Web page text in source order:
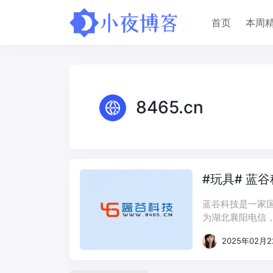
首页 本周
8465.cn
#玩具# 蓝
蓝谷科技是一家
为湖北襄阳电信
2025年02月